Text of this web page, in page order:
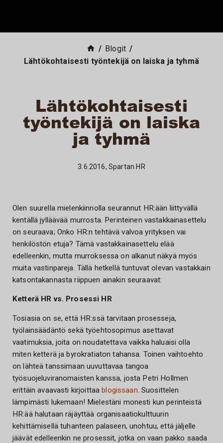
Blogit
Lähtökohtaisesti työntekijä on laiska ja tyhmä
Lähtökohtaisesti
työntekijä on laiska
ja tyhmä
3.6.2016, Spartan HR
Olen suurella mielenkiinnolla seurannut HR:ään liittyvällä
kentällä jylläävää murrosta. Perinteinen vastakkainasettelu
on seuraava; Onko HR:n tehtävä valvoa yrityksen vai
henkilöstön etuja? Tämä vastakkainasettelu elää
edelleenkin, mutta murroksessa on alkanut näkyä myös
muita vastinpareja. Tällä hetkellä tuntuvat olevan vastakkain
katsontakannasta riippuen ainakin seuraavat:
Ketterä HR vs. Prosessi HR
Tosiasia on se, että HR:ssä tarvitaan prosesseja,
työlainsäädäntö sekä työehtosopimus asettavat
vaatimuksia, joita on noudatettava vaikka haluaisi olla
miten ketterä ja byrokratiaton tahansa. Toinen vaihtoehto
on lähteä tanssimaan uuvuttavaa tangoa
työsuojeluviranomaisten kanssa, josta Petri Hollmen
erittäin avaavasti kirjoittaablogissaan . Suosittelen
lämpimästi lukemaan! Mielestäni monesti kun perinteistä
HR:ää halutaan räjäyttää organisaatiokulttuurin
kehittämisellä tuhanteen palaseen, unohtuu, että jäljelle
jäävät edelleenkin ne prosessit, jotka on vaan pakko saada